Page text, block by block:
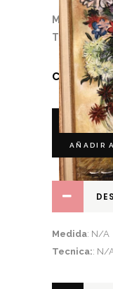
Medida: N/A
Tecnica:: N/
AÑADIR
Medida: N/A
Tecnica:: N/